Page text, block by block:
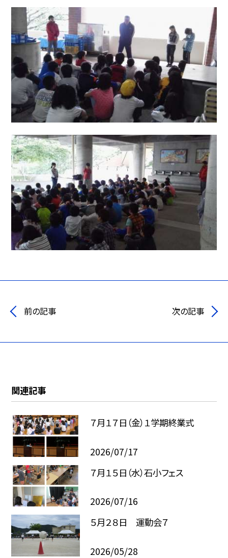
前の記事 次の記事
関連記事
７月１７日（金）１学期終業式
2026/07/17
７月１５日（水）石小フェス
2026/07/16
５月２８日 運動会７
2026/05/28